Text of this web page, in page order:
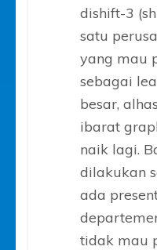
dishift-3
satu
yang mau
sebagai
besar,
ibarat
naik lagi.
dilakukan
ada
tidak mau